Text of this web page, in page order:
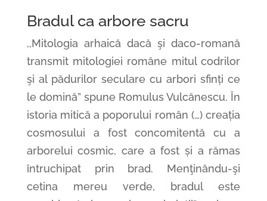
Bradul ca arbore sacru
,,Mitologia arhaică dacă şi daco-romană
transmit mitologiei române mitul codrilor
şi al pădurilor seculare cu arbori sfinți ce
le domină” spune Romulus Vulcănescu. În
istoria mitică a poporului român (…) creația
cosmosului a fost concomitentă cu a
arborelui cosmic, care a fost și a rămas
întruchipat prin brad. Menţinându-şi
cetina mereu verde, bradul este